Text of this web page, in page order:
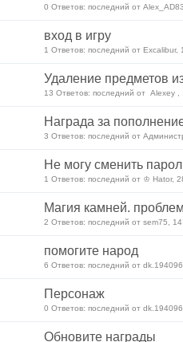
0 Ответов: последний от
вход в игру
1 Ответов: последний от Excalibur,
Удаление предметов
13 Ответов: последний от Alexey
Награда за
3 Ответов: последний от
Не могу сменить
1 Ответов: последний от ♔ Hator,
Магия камней.
2 Ответов: последний от sem75,
помогите народ
6 Ответов: последний от
Персонаж
0 Ответов: последний от
Обновите награды